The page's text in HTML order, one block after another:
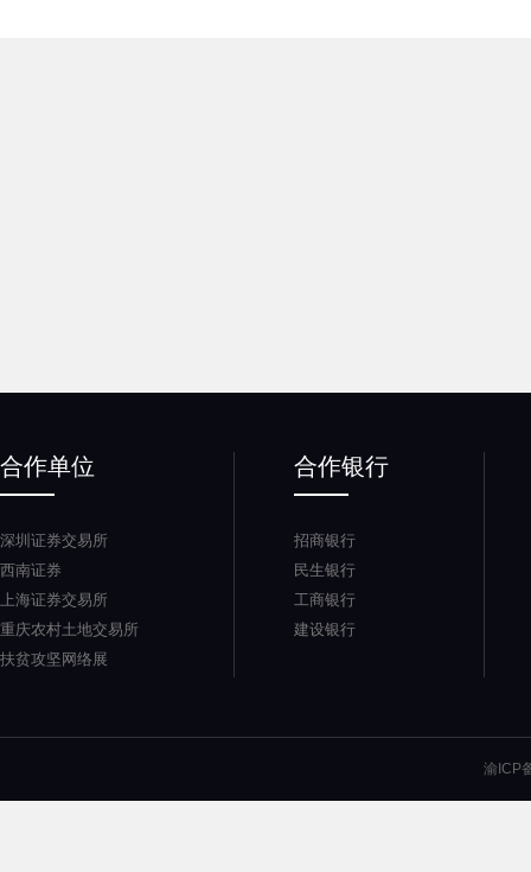
合作单位
深圳证券交易所
西南证券
上海证券交易所
重庆农村土地交易所
扶贫攻坚网络展
合作银行
招商银行
民生银行
工商银行
建设银行
渝ICP